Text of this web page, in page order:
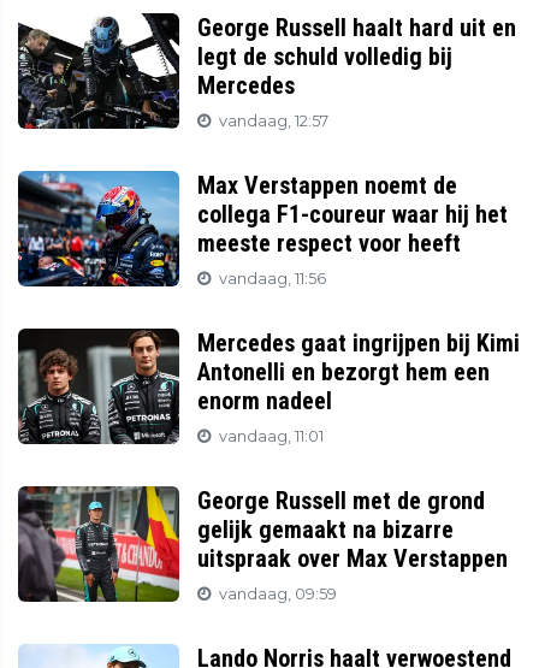
George Russell haalt hard uit en
legt de schuld volledig bij
Mercedes
vandaag, 12:57
Max Verstappen noemt de
collega F1-coureur waar hij het
meeste respect voor heeft
vandaag, 11:56
Mercedes gaat ingrijpen bij Kimi
Antonelli en bezorgt hem een
enorm nadeel
vandaag, 11:01
George Russell met de grond
gelijk gemaakt na bizarre
uitspraak over Max Verstappen
vandaag, 09:59
Lando Norris haalt verwoestend